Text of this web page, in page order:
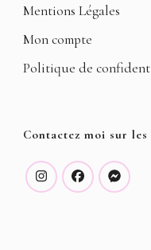
Mentions Légales
Mon compte
Politique de
Contactez moi sur les